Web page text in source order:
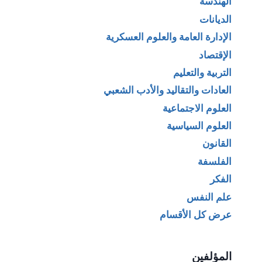
الديانات
الإدارة العامة والعلوم العسكرية
الإقتصاد
التربية والتعليم
العادات والتقاليد والأدب الشعبي
العلوم الاجتماعية
العلوم السياسية
القانون
الفلسفة
الفكر
علم النفس
عرض كل الأقسام
المؤلفين